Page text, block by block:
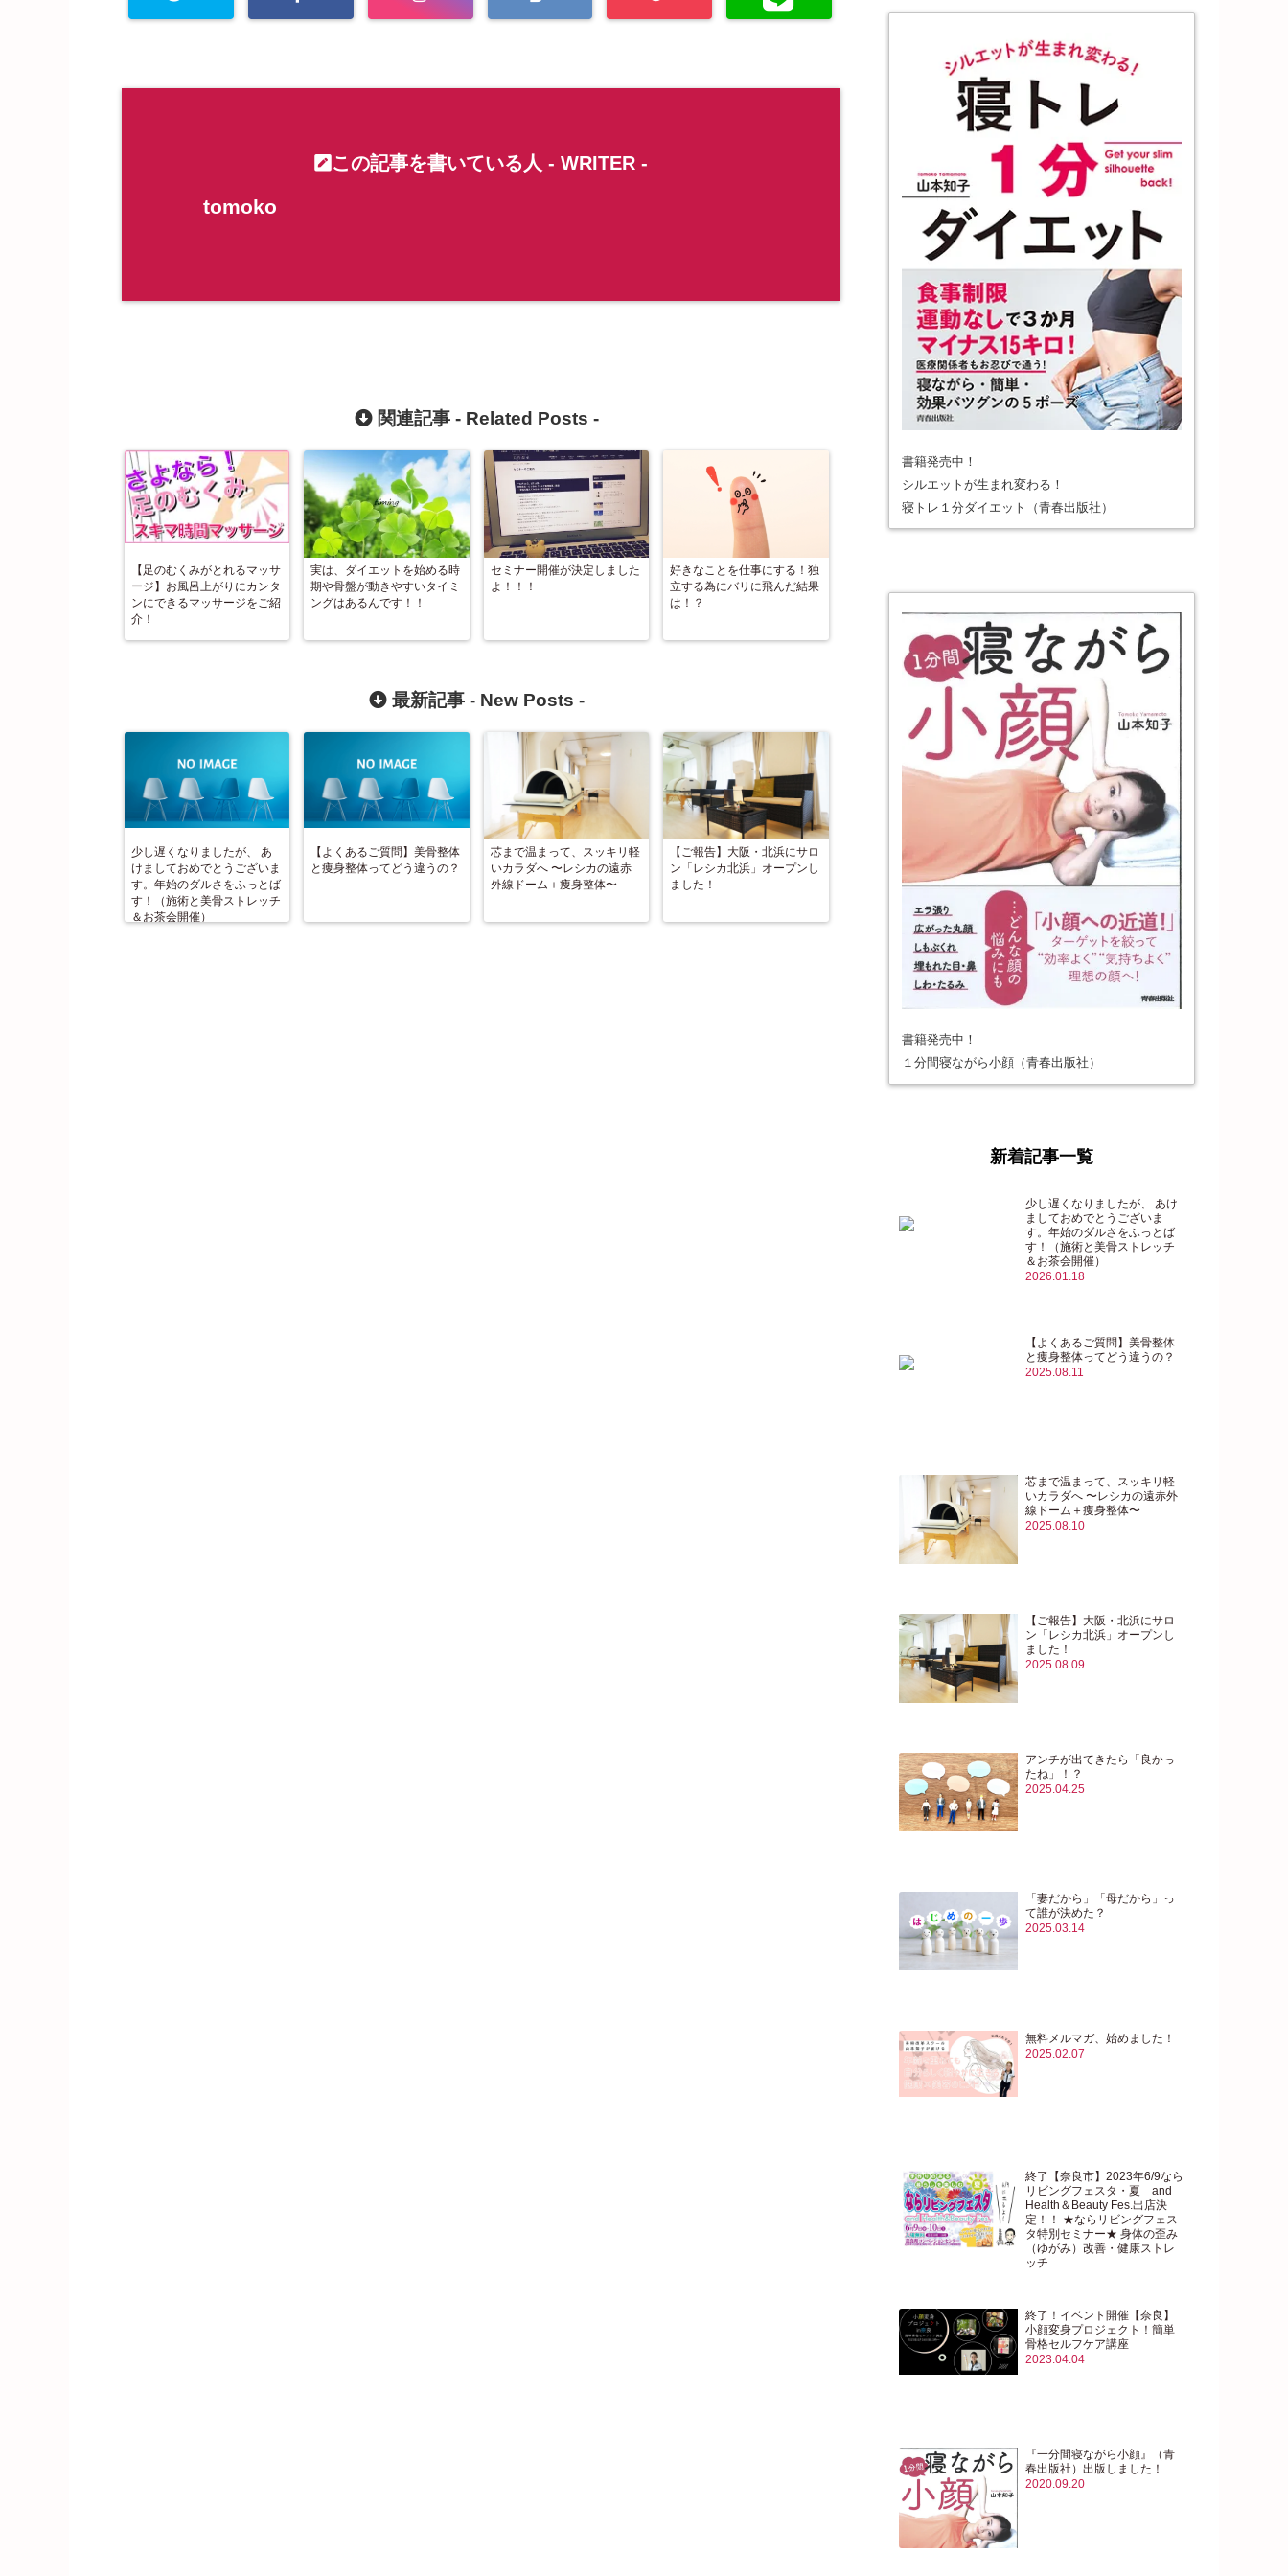
この記事を書いている人 - WRITER -
tomoko
関連記事 - Related Posts -
【足のむくみがとれるマッサ
ージ】お風呂上がりにカンタ
ンにできるマッサージをご紹
介！
実は、ダイエットを始める時
期や骨盤が動きやすいタイミ
ングはあるんです！！
セミナー開催が決定しました
よ！！！
好きなことを仕事にする！独
立する為にバリに飛んだ結果
は！？
最新記事 - New Posts -
少し遅くなりましたが、 あ
けましておめでとうございま
す。年始のダルさをふっとば
す！（施術と美骨ストレッチ
＆お茶会開催）
【よくあるご質問】美骨整体
と痩身整体ってどう違うの？
芯まで温まって、スッキリ軽
いカラダへ 〜レシカの遠赤
外線ドーム＋痩身整体〜
【ご報告】大阪・北浜にサロ
ン「レシカ北浜」オープンし
ました！
書籍発売中！
シルエットが生まれ変わる！
寝トレ１分ダイエット（青春出版社）
書籍発売中！
１分間寝ながら小顔（青春出版社）
新着記事一覧
少し遅くなりましたが、 あけ
ましておめでとうございま
す。年始のダルさをふっとば
す！（施術と美骨ストレッチ
＆お茶会開催）
2026.01.18
【よくあるご質問】美骨整体
と痩身整体ってどう違うの？
2025.08.11
芯まで温まって、スッキリ軽
いカラダへ 〜レシカの遠赤外
線ドーム＋痩身整体〜
2025.08.10
【ご報告】大阪・北浜にサロ
ン「レシカ北浜」オープンし
ました！
2025.08.09
アンチが出てきたら「良かっ
たね」！？
2025.04.25
「妻だから」「母だから」っ
て誰が決めた？
2025.03.14
無料メルマガ、始めました！
2025.02.07
終了【奈良市】2023年6/9なら
リビングフェスタ・夏 and
Health＆Beauty Fes.出店決
定！！ ★ならリビングフェス
タ特別セミナー★ 身体の歪み
（ゆがみ）改善・健康ストレ
ッチ
終了！イベント開催【奈良】
小顔変身プロジェクト！簡単
骨格セルフケア講座
2023.04.04
『一分間寝ながら小顔』（青
春出版社）出版しました！
2020.09.20